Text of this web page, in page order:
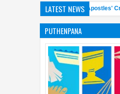
LATEST NEWS
വിശ്വാസപ്രമാണം - The Apostles' Creed
PUTHENPANA